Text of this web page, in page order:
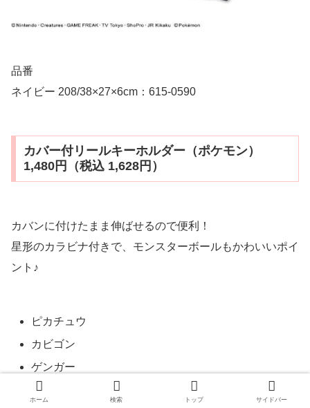
品番
ネイビー 208/38×27×6cm：615-0590
カバー付リールキーホルダー（ポケモン）
1,480円（税込 1,628円）
カバンに付けたまま伸ばせるので便利！
星形のカラビナ付きで、モンスターボールもかわいいポイ
ント♪
ピカチュウ
カビゴン
ゲンガー
メタモン
ホーム 検索 トップ サイドバー